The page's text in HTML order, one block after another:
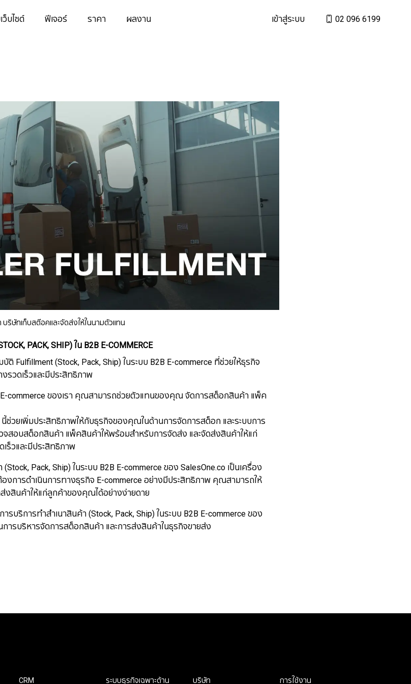
ว็บไซต์ ฟีเจอร์ ราคา ผลงาน เข้าสู่ระบบ 02 096 6199
ริษัทเก็บสต๊อคและจัดส่งให้ในนามตัวแทน
PACK, SHIP) ใน B2B E-COMMERCE
ติ Fulfillment (Stock, Pack, Ship) ในระบบ B2B E-commerce ที่ช่วยให้ธุรกิจ
รวดเร็วและมีประสิทธิภาพ
commerce ของเรา คุณสามารถช่วยตัวแทนของคุณ จัดการสต็อกสินค้า แพ็ค
ช่วยเพิ่มประสิทธิภาพให้กับธุรกิจของคุณในด้านการจัดการสต็อก และระบบการ
สอบสต็อกสินค้า แพ็คสินค้าให้พร้อมสำหรับการจัดส่ง และจัดส่งสินค้าให้แก่
ร็วและมีประสิทธิภาพ
Pack, Ship) ในระบบ B2B E-commerce ของ SalesOne.co เป็นเครื่อง
การดำเนินการทางธุรกิจ E-commerce อย่างมีประสิทธิภาพ คุณสามารถให้
ส่งสินค้าให้แก่ลูกค้าของคุณได้อย่างง่ายดาย
รบริการทำสำเนาสินค้า (Stock, Pack, Ship) ในระบบ B2B E-commerce ของ
การบริหารจัดการสต็อกสินค้า และการส่งสินค้าในธุรกิจขายส่ง
CRM ระบบธุรกิจเฉพาะด้าน บริษัท การใช้งาน